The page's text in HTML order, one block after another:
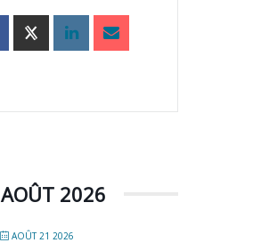
AOÛT 2026
AOÛT 21 2026